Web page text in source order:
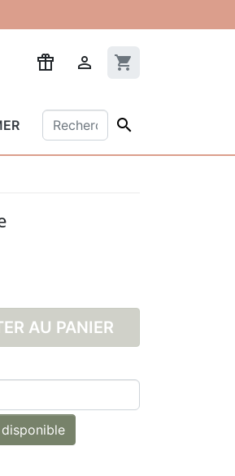
 shopping_cart

AU PANIER